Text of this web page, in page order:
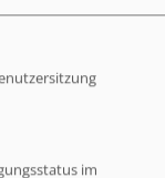
im